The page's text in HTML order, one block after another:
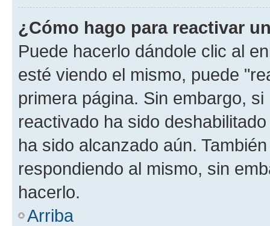
¿Cómo hago para reactivar
Puede hacerlo dándole clic al
esté viendo el mismo, puede
primera página. Sin embargo,
reactivado ha sido
ha sido alcanzado aún.
respondiendo al mismo, sin
hacerlo.
Arriba